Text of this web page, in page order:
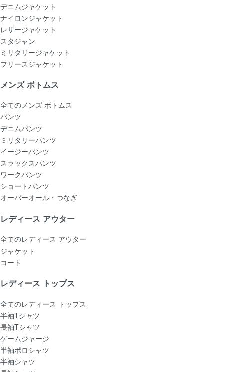
デニムジャケット
ナイロンジャケット
レザージャケット
スタジャン
ミリタリージャケット
フリースジャケット
メンズ ボトムス
全てのメンズ ボトムス
パンツ
デニムパンツ
ミリタリーパンツ
イージーパンツ
スラックスパンツ
ワークパンツ
ショートパンツ
オーバーオール・つなぎ
レディース アウター
全てのレディース アウター
ジャケット
コート
レディース トップス
全てのレディース トップス
半袖Tシャツ
長袖Tシャツ
ゲームジャージ
半袖ポロシャツ
半袖シャツ